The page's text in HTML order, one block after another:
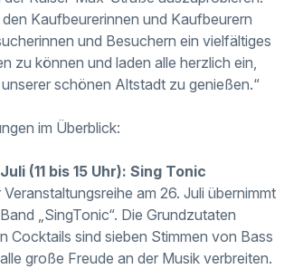
Kaufbeurerinnen und Kaufbeurern
und Besuchern ein vielfältiges
zu können und laden alle herzlich ein,
schönen Altstadt zu genießen.“
im Überblick:
(11 bis 15 Uhr): Sing Tonic
am 26. Juli übernimmt
„SingTonic“. Die Grundzutaten
Cocktails sind sieben Stimmen von Bass
große Freude an der Musik verbreiten.